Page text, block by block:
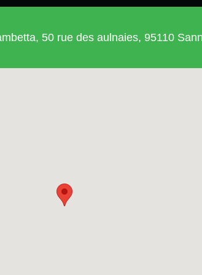
50 rue des aulnaies, 95110